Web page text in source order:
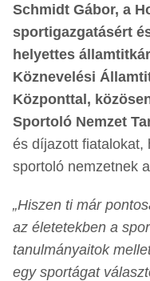
Schmidt Gábor, a
sportigazgatásért
helyettes
Köznevelési
Központtal,
Sportoló Nemzet
és díjazott fiatalokat,
sportoló nemzetnek
„Hiszen ti már
az életetekben a
tanulmányaitok
egy sportágat